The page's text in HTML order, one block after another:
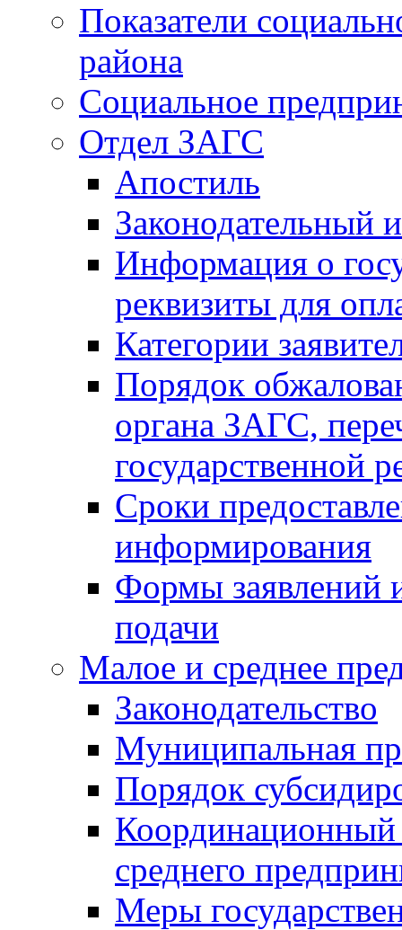
Показатели
района
Социальное
Отдел ЗАГС
Апостиль
Законодательный
Информация о
реквизиты для
Категории
Порядок
органа ЗАГС,
государственной
Сроки
информирования
Формы заявлений
подачи
Малое и среднее
Законодательство
Муниципальная
Порядок
Координационный
среднего
Меры